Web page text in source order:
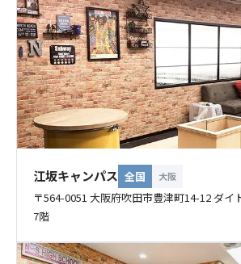
江坂キャンパス 全国 大阪
〒564-0051 大阪府吹田市豊津町14-12 ダイ
7階